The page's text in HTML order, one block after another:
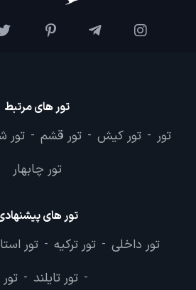
تور های مرتبط
تور - تور کیش - تور قشم - تور
تور چابهار
تور های
تور داخلی - تور ترکیه - تور
- تور تایلند -